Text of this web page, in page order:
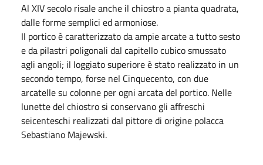
Al XIV secolo risale anche il chiostro a pianta quadrata,
dalle forme semplici ed armoniose.
Il portico è caratterizzato da ampie arcate a tutto sesto
e da pilastri poligonali dal capitello cubico smussato
agli angoli; il loggiato superiore è stato realizzato in un
secondo tempo, forse nel Cinquecento, con due
arcatelle su colonne per ogni arcata del portico. Nelle
lunette del chiostro si conservano gli affreschi
seicenteschi realizzati dal pittore di origine polacca
Sebastiano Majewski.